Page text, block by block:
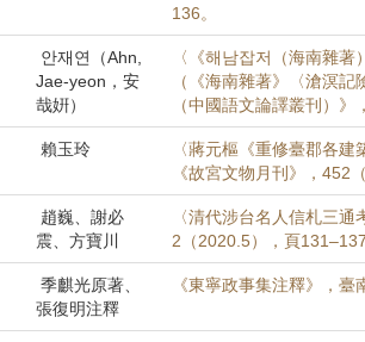
136。
안재연（Ahn,
Jae-yeon，安
哉姸）
〈《해남잡저（海南雜
（《海南雜著》〈滄溟
（中國語文論譯叢刊）
賴玉玲
〈蔣元樞《重修臺郡各
《故宮文物月刊》，452
趙巍、謝必
震、方寶川
〈清代涉台名人信札三
2（2020.5），頁131–137
季麒光原著、
張復明注釋
《東寧政事集注釋》，臺